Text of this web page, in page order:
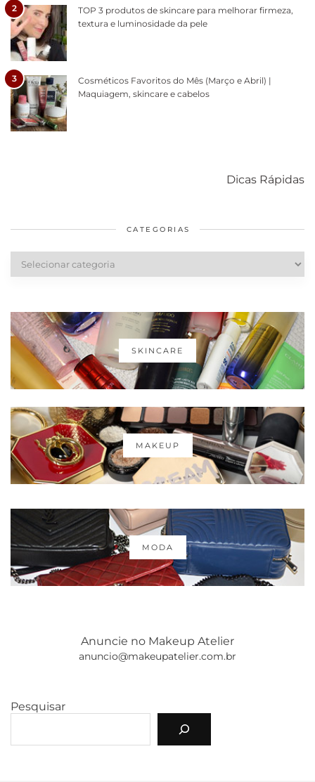
2
TOP 3 produtos de skincare para melhorar firmeza,
textura e luminosidade da pele
3
Cosméticos Favoritos do Mês (Março e Abril) |
Maquiagem, skincare e cabelos
Dicas Rápidas
diários
cabelos
CATEGORIAS
Categorias
SKINCARE
MAKEUP
MODA
Anuncie no Makeup Atelier
anuncio@makeupatelier.com.br
Pesquisar